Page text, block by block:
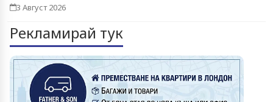
3 Август 2026
Рекламирай тук